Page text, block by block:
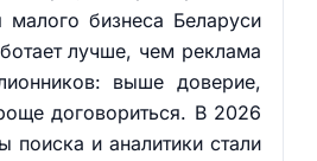
малого бизнеса Беларуси
лучше, чем реклама
выше доверие,
договориться. В 2026
поиска и аналитики стали